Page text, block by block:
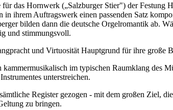
das Hornwerk („Salzburger Stier") der Festung
ihrem Auftragswerk einen passenden Satz
bilden dann die deutsche Orgelromantik ab.
und stimmungsvoll.
und Virtuosität Hauptgrund für ihre große
im typischen Raumklang des
unterstreichen.
Register gezogen - mit dem großen Ziel,
zu bringen.